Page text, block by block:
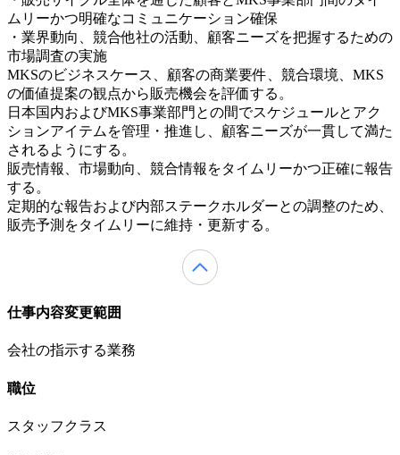
ムリーかつ明確なコミュニケーション確保
・業界動向、競合他社の活動、顧客ニーズを把握するための
市場調査の実施
MKSのビジネスケース、顧客の商業要件、競合環境、MKS
の価値提案の観点から販売機会を評価する。
日本国内およびMKS事業部門との間でスケジュールとアク
ションアイテムを管理・推進し、顧客ニーズが一貫して満た
されるようにする。
販売情報、市場動向、競合情報をタイムリーかつ正確に報告
する。
定期的な報告および内部ステークホルダーとの調整のため、
販売予測をタイムリーに維持・更新する。
仕事内容変更範囲
会社の指示する業務
職位
スタッフクラス